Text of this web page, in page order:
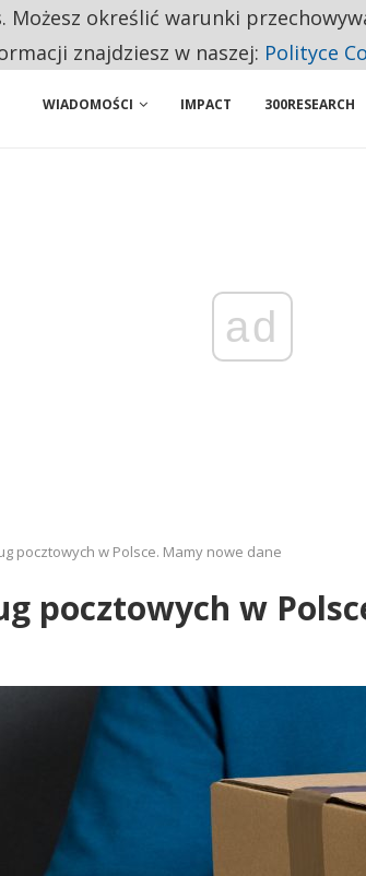
WIELU KANDYDATÓW NIE ROZPOCZYNA PRACY
WIADOMOŚCI IMPACT 300RESEARCH
ad
pocztowych w Polsce. Mamy nowe dane
pocztowych w
Możesz określić warunki
znajdziesz w naszej: Polityce